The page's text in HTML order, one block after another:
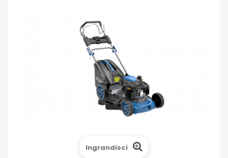
Ingrandisci